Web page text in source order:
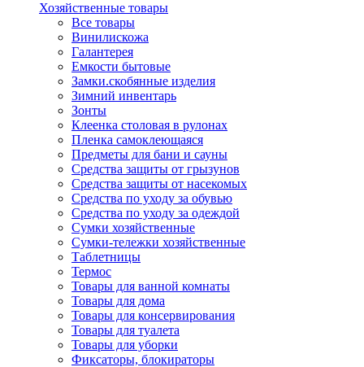
Хозяйственные товары
Все товары
Винилискожа
Галантерея
Емкости бытовые
Замки.скобянные изделия
Зимний инвентарь
Зонты
Клеенка столовая в рулонах
Пленка самоклеющаяся
Предметы для бани и сауны
Средства защиты от грызунов
Средства защиты от насекомых
Средства по уходу за обувью
Средства по уходу за одеждой
Сумки хозяйственные
Сумки-тележки хозяйственные
Таблетницы
Термос
Товары для ванной комнаты
Товары для дома
Товары для консервирования
Товары для туалета
Товары для уборки
Фиксаторы, блокираторы